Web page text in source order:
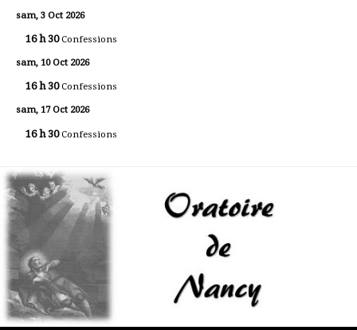
sam, 3 Oct 2026
16 h 30Confessions
sam, 10 Oct 2026
16 h 30Confessions
sam, 17 Oct 2026
16 h 30Confessions